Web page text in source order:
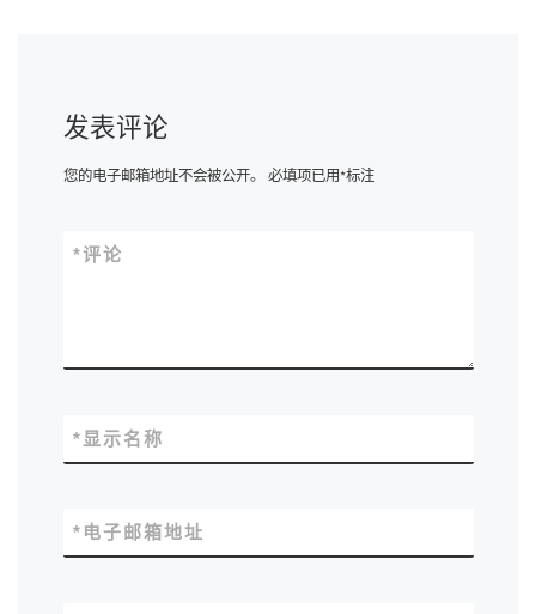
发表评论
您的电子邮箱地址不会被公开。 必填项已用*标注
评论
*
显示名称
*
电子邮箱地址
*